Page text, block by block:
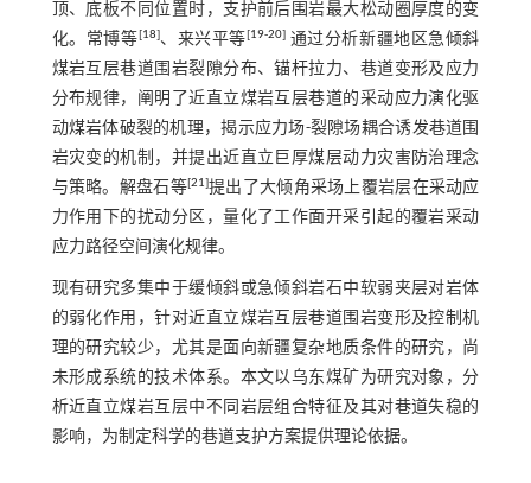
顶、底板不同位置时，支护前后围岩最大松动圈厚度的变
化。常博等[18]、来兴平等[19-20] 通过分析新疆地区急倾斜
煤岩互层巷道围岩裂隙分布、锚杆拉力、巷道变形及应力
分布规律，阐明了近直立煤岩互层巷道的采动应力演化驱
动煤岩体破裂的机理，揭示应力场-裂隙场耦合诱发巷道围
岩灾变的机制，并提出近直立巨厚煤层动力灾害防治理念
与策略。解盘石等[21]提出了大倾角采场上覆岩层在采动应
力作用下的扰动分区，量化了工作面开采引起的覆岩采动
应力路径空间演化规律。
现有研究多集中于缓倾斜或急倾斜岩石中软弱夹层对岩体
的弱化作用，针对近直立煤岩互层巷道围岩变形及控制机
理的研究较少，尤其是面向新疆复杂地质条件的研究，尚
未形成系统的技术体系。本文以乌东煤矿为研究对象，分
析近直立煤岩互层中不同岩层组合特征及其对巷道失稳的
影响，为制定科学的巷道支护方案提供理论依据。